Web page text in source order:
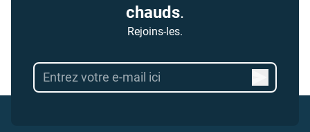
chauds.
Rejoins-les.